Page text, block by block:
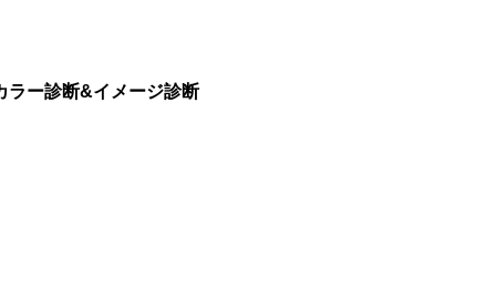
ラー診断&イメージ診断